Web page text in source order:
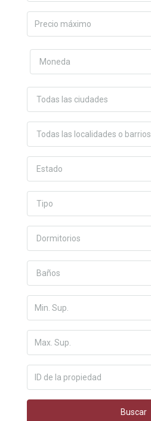
Moneda
Todas las ciudades
Todas las localidades o barrios
Estado
Tipo
Dormitorios
Baños
Buscar